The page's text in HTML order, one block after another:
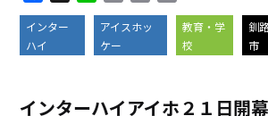
a
c
e
o
i
n
e
m
a
i
o
p
y
n
r
n
インター
ハイ
アイスホッ
ケー
教育・学
校
釧
市
インターハイアイホ２１日開